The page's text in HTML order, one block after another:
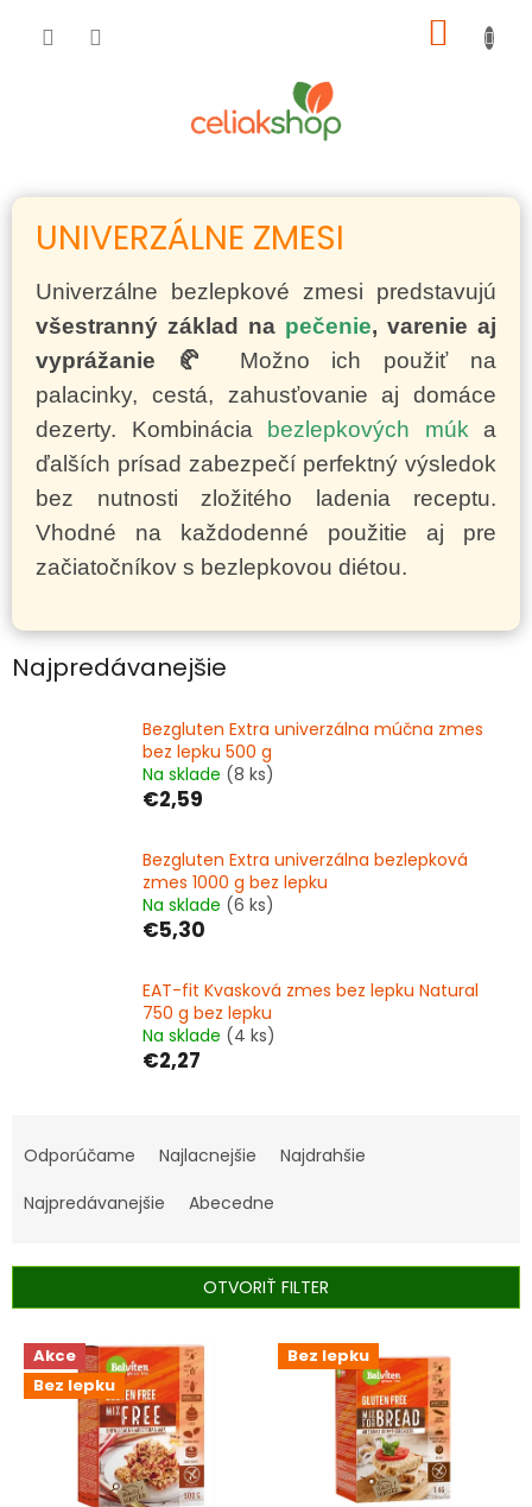
KOŠÍK
UNIVERZÁLNE ZMESI
Univerzálne bezlepkové zmesi predstavujú
všestranný základ na pečenie, varenie aj
vyprážanie 🥐
Možno ich použiť na
palacinky, cestá, zahusťovanie aj domáce
dezerty. Kombinácia
bezlepkových múk a
ďalších prísad zabezpečí perfektný výsledok
bez nutnosti zložitého ladenia receptu.
Vhodné na každodenné použitie aj pre
začiatočníkov s bezlepkovou diétou.
Najpredávanejšie
Bezgluten Extra univerzálna múčna zmes
bez lepku 500 g
Na sklade (8 ks)
€2,59
Bezgluten Extra univerzálna bezlepková
zmes 1000 g bez lepku
Na sklade (6 ks)
€5,30
EAT-fit Kvasková zmes bez lepku Natural
750 g bez lepku
Na sklade (4 ks)
€2,27
a
e
p
o
Odporúčame Najlacnejšie
Najdrahšie
Najpredávanejšie
Abecedne
OTVORIŤ FILTER
V
p
Akce
Bez lepku
Bez lepku